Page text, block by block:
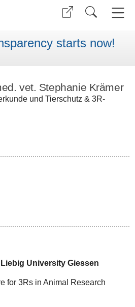
starts now!
vet. Stephanie Krämer
und Tierschutz & 3R-
University Giessen
for 3Rs in Animal Research